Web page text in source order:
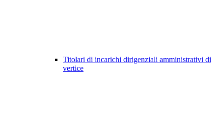
Titolari di incarichi dirigenziali amministrativi di
vertice